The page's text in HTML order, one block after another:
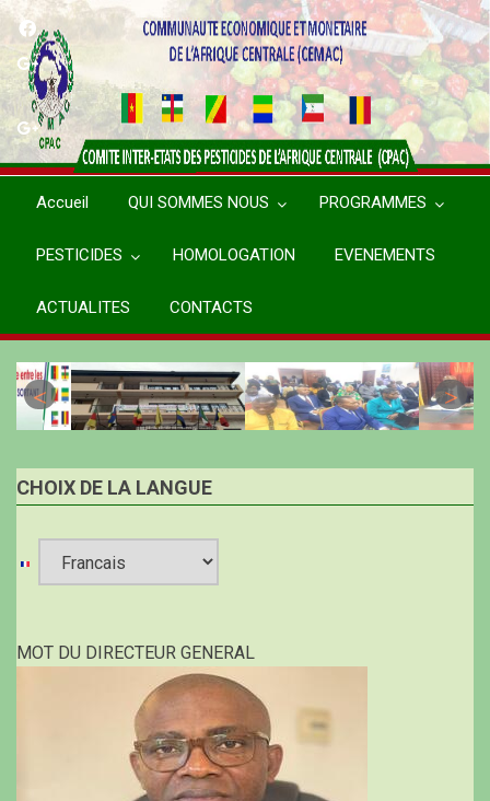
Aller
contenu
principal
Accueil QUI SOMMES NOUS PROGRAMMES
PESTICIDES HOMOLOGATION EVENEMENTS
ACTUALITES CONTACTS
CHOIX DE LA LANGUE
language
MOT DU DIRECTEUR GENERAL